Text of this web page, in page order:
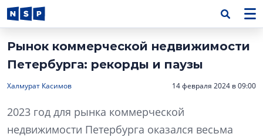
Рынок коммерческой недвижимости
Петербурга: рекорды и паузы
Халмурат Касимов 14 февраля 2024 в 09:00
2023 год для рынка коммерческой
недвижимости Петербурга оказался весьма